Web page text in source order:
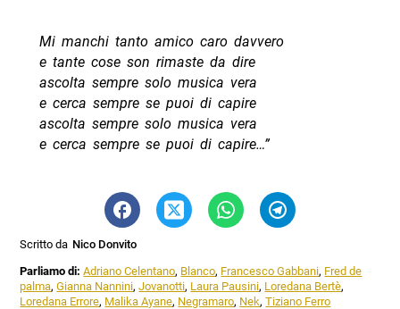
Mi manchi tanto amico caro davvero
e tante cose son rimaste da dire
ascolta sempre solo musica vera
e cerca sempre se puoi di capire
ascolta sempre solo musica vera
e cerca sempre se puoi di capire…”
Scritto da Nico Donvito
Parliamo di:Adriano Celentano, Blanco, Francesco Gabbani, Fred de
palma,Gianna Nannini,Jovanotti, Laura Pausini, Loredana Bertè,
Loredana Errore, Malika Ayane, Negramaro, Nek,Tiziano Ferro